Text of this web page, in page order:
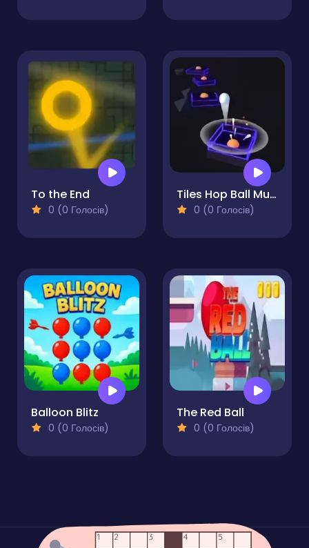
To the End
0 (0 Голосів)
Tiles Hop Ball Music Game
0 (0 Голосів)
Balloon Blitz
0 (0 Голосів)
The Red Ball
0 (0 Голосів)